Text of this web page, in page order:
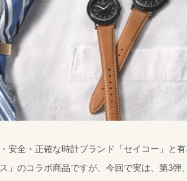
安全・正確な時計ブランド「セイコー」と
」のコラボ商品ですが、今回で実は、第3弾